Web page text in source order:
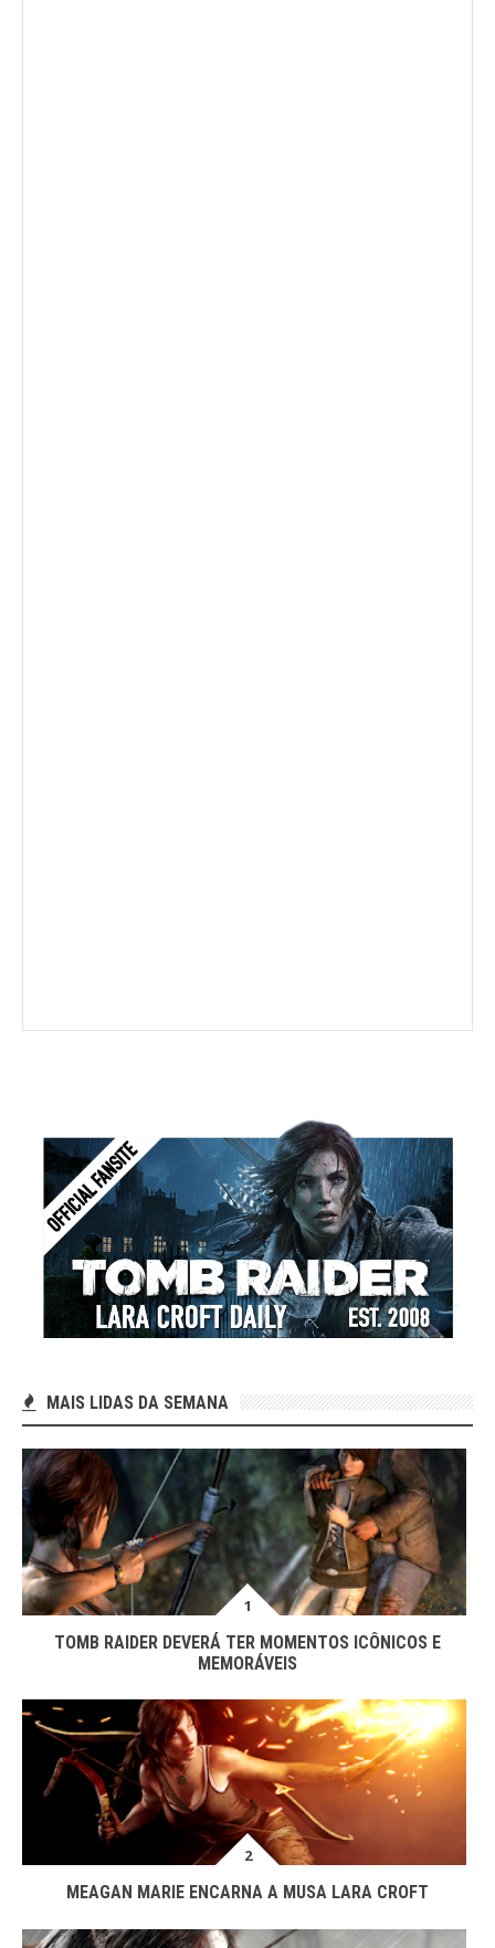
MAIS LIDAS DA SEMANA
TOMB RAIDER DEVERÁ TER MOMENTOS ICÔNICOS E
MEMORÁVEIS
MEAGAN MARIE ENCARNA A MUSA LARA CROFT